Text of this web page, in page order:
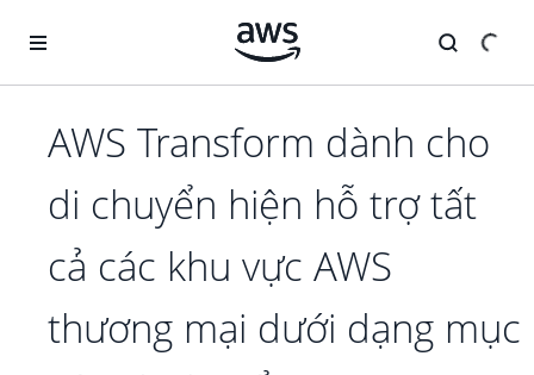
AWS Transform dành cho
di chuyển hiện hỗ trợ tất
cả các khu vực AWS
thương mại dưới dạng mục